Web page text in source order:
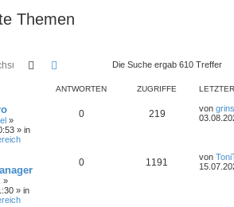
Themen
Suche Erweiterte SucheDie Suche ergab 610 Treffer
ANTWORTEN ZUGRIFFE
»
» in
0 219 von
»
» in
0 1191 von